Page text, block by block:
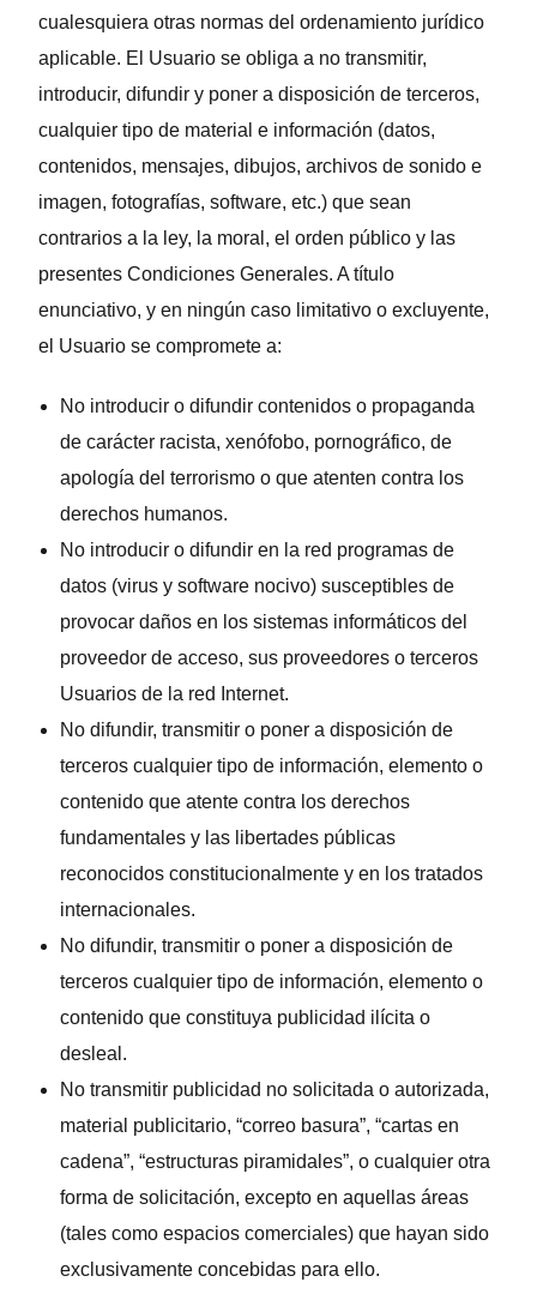
cualesquiera otras normas del ordenamiento jurídico
aplicable. El Usuario se obliga a no transmitir,
introducir, difundir y poner a disposición de terceros,
cualquier tipo de material e información (datos,
contenidos, mensajes, dibujos, archivos de sonido e
imagen, fotografías, software, etc.) que sean
contrarios a la ley, la moral, el orden público y las
presentes Condiciones Generales. A título
enunciativo, y en ningún caso limitativo o excluyente,
el Usuario se compromete a:
No introducir o difundir contenidos o propaganda
de carácter racista, xenófobo, pornográfico, de
apología del terrorismo o que atenten contra los
derechos humanos.
No introducir o difundir en la red programas de
datos (virus y software nocivo) susceptibles de
provocar daños en los sistemas informáticos del
proveedor de acceso, sus proveedores o terceros
Usuarios de la red Internet.
No difundir, transmitir o poner a disposición de
terceros cualquier tipo de información, elemento o
contenido que atente contra los derechos
fundamentales y las libertades públicas
reconocidos constitucionalmente y en los tratados
internacionales.
No difundir, transmitir o poner a disposición de
terceros cualquier tipo de información, elemento o
contenido que constituya publicidad ilícita o
desleal.
No transmitir publicidad no solicitada o autorizada,
material publicitario, “correo basura”, “cartas en
cadena”, “estructuras piramidales”, o cualquier otra
forma de solicitación, excepto en aquellas áreas
(tales como espacios comerciales) que hayan sido
exclusivamente concebidas para ello.